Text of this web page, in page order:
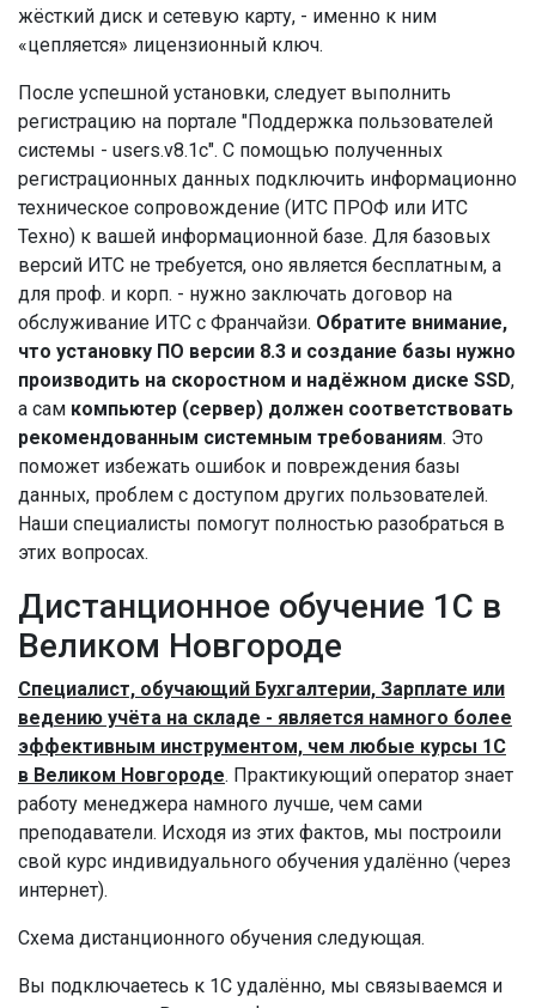
жёсткий диск и сетевую карту, - именно к ним
«цепляется» лицензионный ключ.
После успешной установки, следует выполнить
регистрацию на портале "Поддержка пользователей
системы - users.v8.1c". С помощью полученных
регистрационных данных подключить информационно
техническое сопровождение (ИТС ПРОФ или ИТС
Техно) к вашей информационной базе. Для базовых
версий ИТС не требуется, оно является бесплатным, а
для проф. и корп. - нужно заключать договор на
обслуживание ИТС с Франчайзи. Обратите внимание,
что установку ПО версии 8.3 и создание базы нужно
производить на скоростном и надёжном диске SSD,
а сам компьютер (сервер) должен соответствовать
рекомендованным системным требованиям. Это
поможет избежать ошибок и повреждения базы
данных, проблем с доступом других пользователей.
Наши специалисты помогут полностью разобраться в
этих вопросах.
Дистанционное обучение 1С в
Великом Новгороде
Специалист, обучающий Бухгалтерии, Зарплате или
ведению учёта на складе - является намного более
эффективным инструментом, чем любые курсы 1С
в Великом Новгороде. Практикующий оператор знает
работу менеджера намного лучше, чем сами
преподаватели. Исходя из этих фактов, мы построили
свой курс индивидуального обучения удалённо (через
интернет).
Схема дистанционного обучения следующая.
Вы подключаетесь к 1С удалённо, мы связываемся и